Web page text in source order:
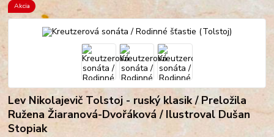
Akcia
Lev Nikolajevič Tolstoj - ruský klasik / Preložila
Ružena Žiaranová-Dvořáková / Ilustroval Dušan
Stopiak